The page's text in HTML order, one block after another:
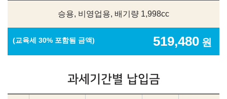
승용, 비영업용, 배기량 1,998cc
(교육세 30% 포함됨 금액) 519,480 원
과세기간별 납입금